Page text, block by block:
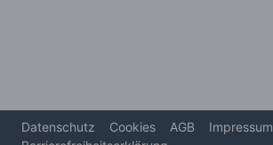
Datenschutz Cookies AGB
Impressum